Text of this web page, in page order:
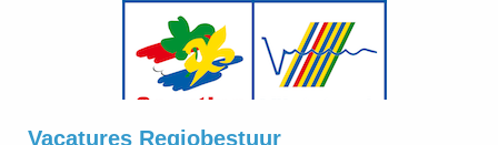
Vacatures Regiobestuur